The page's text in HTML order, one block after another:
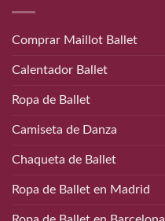
Comprar Maillot Ballet
Calentador Ballet
Ropa de Ballet
Camiseta de Danza
Chaqueta de Ballet
Ropa de Ballet en Madrid